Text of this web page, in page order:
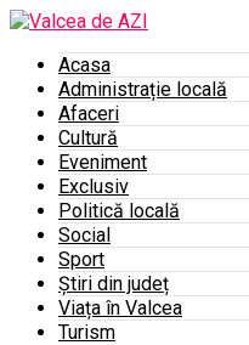
Acasa
Administrație locală
Afaceri
Cultură
Eveniment
Exclusiv
Politică locală
Social
Sport
Știri din județ
Viața în Valcea
Turism